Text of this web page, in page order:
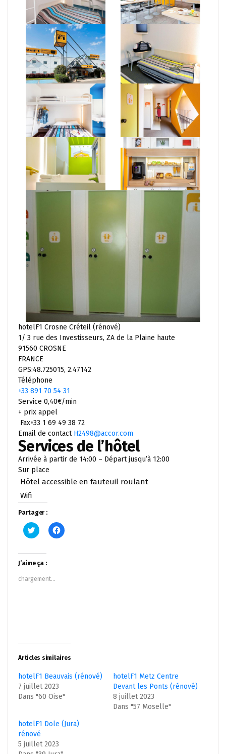
hotelF1 Crosne Créteil (rénové)
1/ 3 rue des Investisseurs, ZA de la Plaine haute
91560 CROSNE
FRANCE
GPS:48.725015, 2.47142
Téléphone
+33 891 70 54 31
Service 0,40€/min
+ prix appel
Fax+33 1 69 49 38 72
Email de contact H2498@accor.com
Services de l’hôtel
Arrivée à partir de 14:00 – Départ jusqu’à 12:00
Sur place
Hôtel accessible en fauteuil roulant
Wifi
Partager :
Cliquez
pour
Twitter(ouvre
dans
une
nouvelle
fenêtre)
Cliquez
pour
J’aime ça :
chargement…
Articles similaires
hotelF1 Beauvais (rénové)
7 juillet 2023
Dans "60 Oise"
hotelF1 Metz Centre
Devant les Ponts (rénové)
8 juillet 2023
Dans "57 Moselle"
hotelF1 Dole (Jura)
rénové
5 juillet 2023